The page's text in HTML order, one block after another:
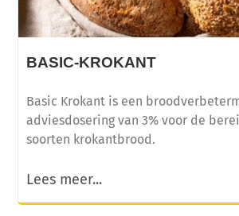
BASIC-KROKANT
Basic Krokant is een
adviesdosering van 3% voor de
soorten krokantbrood.
Lees meer...